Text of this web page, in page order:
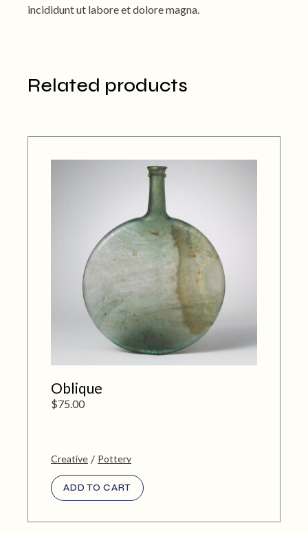
incididunt ut labore et dolore magna.
Related products
Oblique
$75.00
Creative Pottery
ADD TO CART